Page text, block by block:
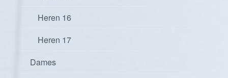
Heren 16
Heren 17
Dames